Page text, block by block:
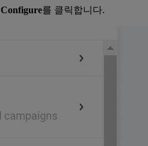
Configure를 클릭합니다.